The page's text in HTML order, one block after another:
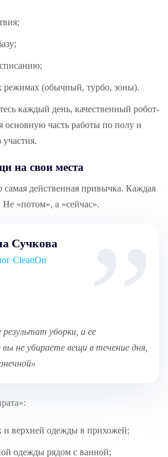
режимах (обычный, турбо, зоны).
каждый день, качественный робот-
основную часть работы по полу и
участия.
на свои места
самая действенная привычка. Каждая
«потом», а «сейчас».
Сучкова
CleanOn
уборки, а ее
не убираете вещи в течение дня,
и верхней одежды в прихожей;
одежды рядом с ванной;